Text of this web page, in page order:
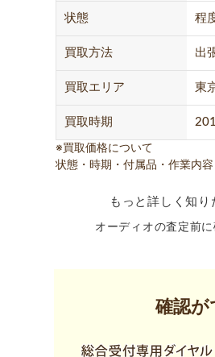
状態 程
買取方法 出
買取エリア 東
買取時期
※買取価格について
状態・時期・付属品・作業内
もっと詳しく知り
オーディオの査定前
確認が